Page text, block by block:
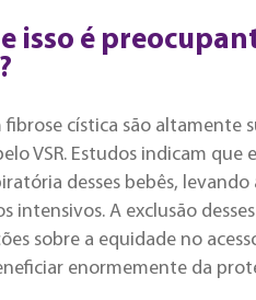
isso é
fibrose cística são altamente
VSR. Estudos indicam
desses bebês,
intensivos. A exclusão
sobre a equidade no
enormemente da